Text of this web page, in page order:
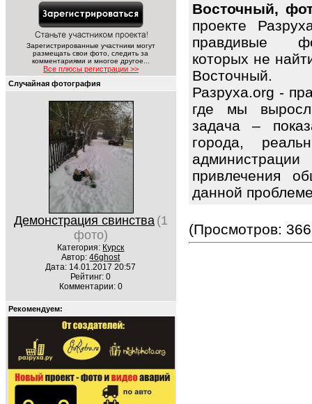
Зарегистрированные участники могут
размещать свои фото, следить за
комментариями и многое другое...
Все плюсы регистрации >>
Случайная фотография
Демонстрация свинства (1
фото)
Категория: Курск
Автор:46ghost
Дата: 14.01.2017 20:57
Рейтинг: 0
Комментарии: 0
Рекомендуем:
Восточный,
проекте
правдивые
которых не
Восточный.
Разруха.org -
где мы
задача –
города,
привлечения
данной
(Просмотров: